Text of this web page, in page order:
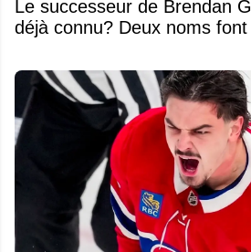
Le successeur de Brendan
déjà connu? Deux noms